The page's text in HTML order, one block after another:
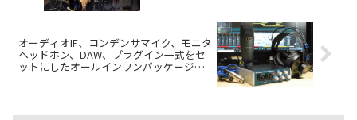
オーディオIF、コンデンサマイク、モニタ
ヘッドホン、DAW、プラグイン一式をセ
ットにしたオールインワンパッケージ、